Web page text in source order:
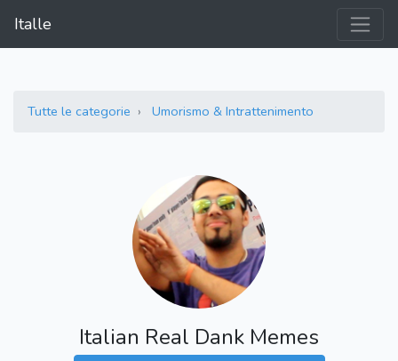
Italle
Tutte le categorie Umorismo & Intrattenimento
Italian Real Dank Memes